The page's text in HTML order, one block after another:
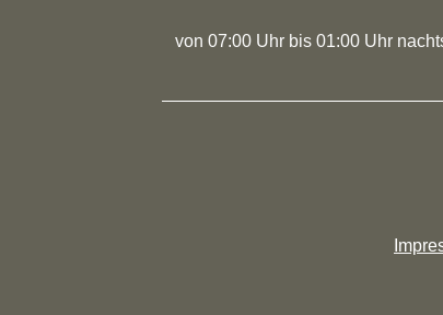
von 07:00 Uhr bis 01:00 Uhr